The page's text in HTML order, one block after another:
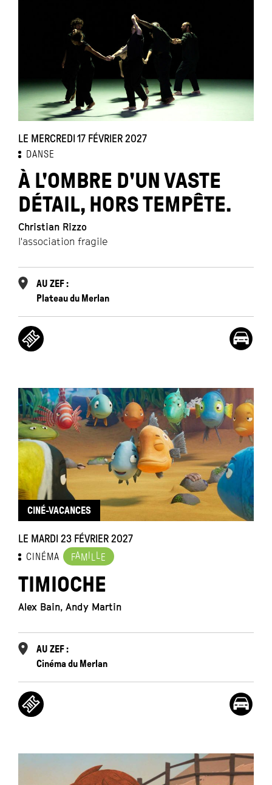
LE MERCREDI 17 FÉVRIER 2027
DANSE
À L'OMBRE D'UN VASTE
DÉTAIL, HORS TEMPÊTE.
Christian Rizzo
l'association fragile
AU ZEF :
Plateau du Merlan
CINÉ-VACANCES
LE MARDI 23 FÉVRIER 2027
CINÉMA FAM E
TIMIOCHE
Alex Bain, Andy Martin
AU ZEF :
Cinéma du Merlan